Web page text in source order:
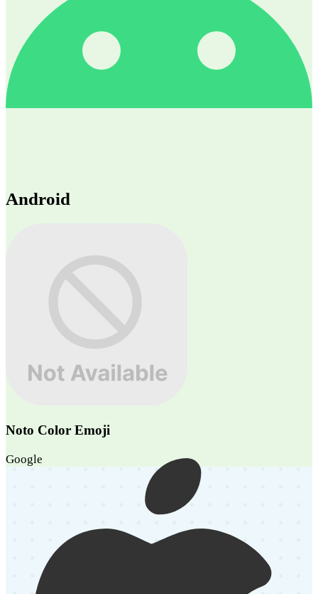
Android
Noto Color Emoji
Google